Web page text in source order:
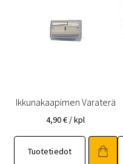
Ikkunakaapimen Varaterä
4,90€ / kpl
Tuotetiedot